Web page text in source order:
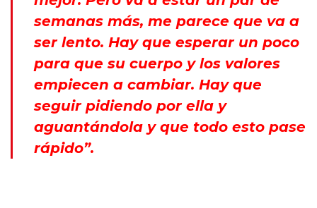
semanas más, me parece que va a
ser lento. Hay que esperar un poco
para que su cuerpo y los valores
empiecen a cambiar. Hay que
seguir pidiendo por ella y
aguantándola y que todo esto pase
rápido”.